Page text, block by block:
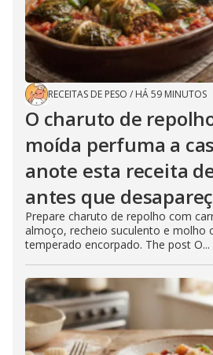
RECEITAS DE PESO / HÁ 59 MINUTOS
O charuto de
moída perfuma a
anote esta receita
antes que
Prepare charuto de repolho com
almoço, recheio suculento e molho
temperado encorpado. The post O...